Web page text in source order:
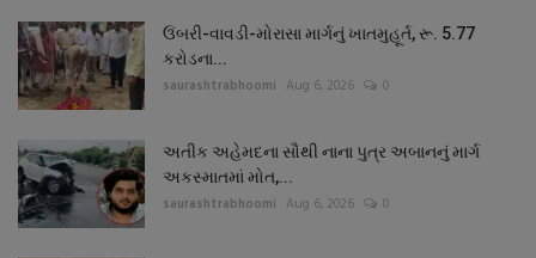
ઉંબરી-વાવડી-મોરાસા માર્ગનું ખાતમુહૂર્ત, રૂ. 5.77
કરોડના...
saurashtrabhoomi Aug 6, 2026 0
અતીક અહેમદના સૌથી નાના પુત્ર અબાનનું માર્ગ
અકસ્માતમાં મોત,...
saurashtrabhoomi Aug 6, 2026 0